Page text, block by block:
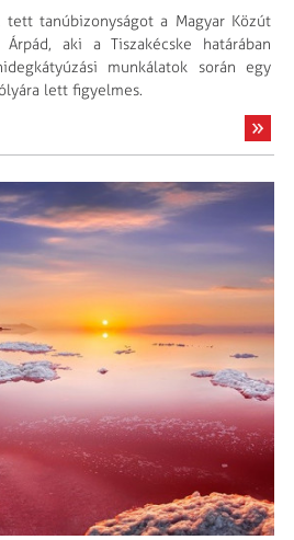
tett tanúbizonyságot a Magyar Közút
aki a Tiszakécske határában
munkálatok során egy
lett figyelmes.